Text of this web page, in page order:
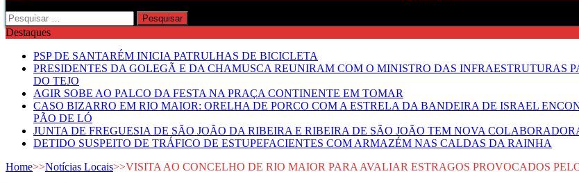
Pesquisar
por:
Destaques
PSP DE SANTARÉM INICIA PATRULHAS DE BICICLETA
PRESIDENTES DA GOLEGÃ E DA CHAMUSCA REUNIRAM COM O MINISTRO DAS INFRAESTRUTURAS
DO TEJO
AGIR SOBE AO PALCO DA FESTA NA PRAÇA CONTINENTE EM TOMAR
CASO BIZARRO EM RIO MAIOR: ORELHA DE PORCO COM A ESTRELA DA BANDEIRA DE ISRAEL
PÃO DE LÓ
JUNTA DE FREGUESIA DE SÃO JOÃO DA RIBEIRA E RIBEIRA DE SÃO JOÃO TEM NOVA
DETIDO SUSPEITO DE TRÁFICO DE ESTUPEFACIENTES COM ARMAZÉM NAS CALDAS DA RAINHA
Home>>Notícias Locais>>VISITA AO CONCELHO DE RIO MAIOR PARA AVALIAR ESTRAGOS PROVOCADOS